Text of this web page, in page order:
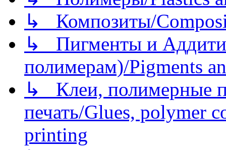
↳ Композиты/
↳ Пигменты и
полимерам)/Pigments
↳ Клеи, полимерные
печать/Glues, polymer
printing